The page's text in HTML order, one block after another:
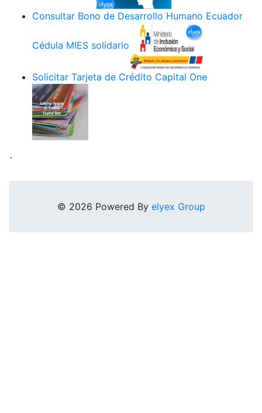
Consultar Bono de Desarrollo Humano Ecuador
Cédula MIES solidario
Solicitar Tarjeta de Crédito Capital One
.
© 2026 Powered By elyex Group